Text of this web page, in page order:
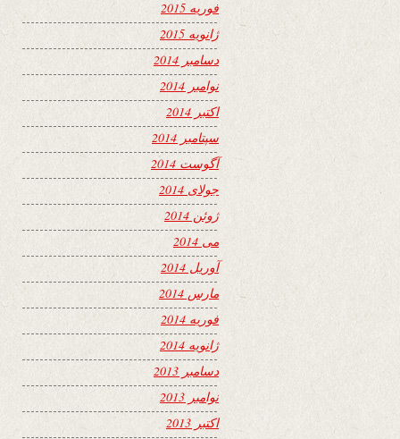
فوریه 2015
ژانویه 2015
دسامبر 2014
نوامبر 2014
اکتبر 2014
سپتامبر 2014
آگوست 2014
جولای 2014
ژوئن 2014
می 2014
آوریل 2014
مارس 2014
فوریه 2014
ژانویه 2014
دسامبر 2013
نوامبر 2013
اکتبر 2013